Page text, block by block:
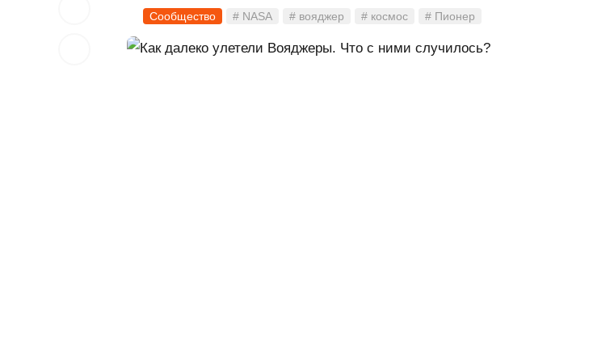
Сообщество # NASA # вояджер # космос # Пионер